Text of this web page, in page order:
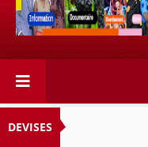
Retrouvez votre chaîne
CANAL+ 36 .
anareo!
DEVISES